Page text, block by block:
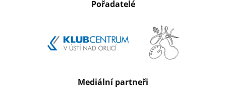
Pořadatelé
Mediální partneři